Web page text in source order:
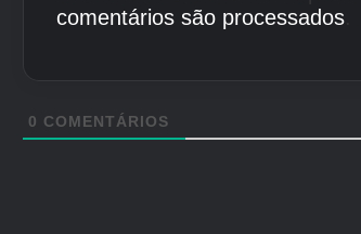
comentários são processados
0 COMENTÁRIOS